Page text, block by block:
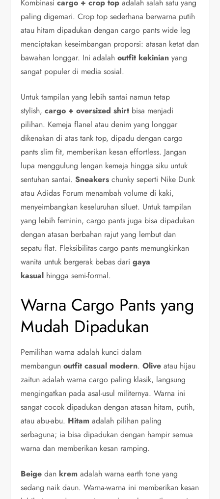
Kombinasicargo + crop top adalah salah satu yang
paling digemari. Crop top sederhana berwarna putih
atau hitam dipadukan dengan cargo pants wide leg
menciptakan keseimbangan proporsi: atasan ketat dan
bawahan longgar. Ini adalahoutfit kekinian yang
sangat populer di media sosial.
Untuk tampilan yang lebih santai namun tetap
stylish,cargo + oversized shirt bisa menjadi
pilihan. Kemeja flanel atau denim yang longgar
dikenakan di atas tank top, dipadu dengan cargo
pants slim fit, memberikan kesan effortless. Jangan
lupa menggulung lengan kemeja hingga siku untuk
sentuhan santai.Sneakers chunky seperti Nike Dunk
atau Adidas Forum menambah volume di kaki,
menyeimbangkan keseluruhan siluet. Untuk tampilan
yang lebih feminin, cargo pants juga bisa dipadukan
dengan atasan berbahan rajut yang lembut dan
sepatu flat. Fleksibilitas cargo pants memungkinkan
wanita untuk bergerak bebas darigaya
kasual hingga semi-formal.
Warna Cargo Pants yang
Mudah Dipadukan
Pemilihan warna adalah kunci dalam
membangunoutfit casual modern.Olive atau hijau
zaitun adalah warna cargo paling klasik, langsung
mengingatkan pada asal-usul militernya. Warna ini
sangat cocok dipadukan dengan atasan hitam, putih,
atau abu-abu. Hitam adalah pilihan paling
serbaguna; ia bisa dipadukan dengan hampir semua
warna dan memberikan kesan ramping.
Beige dan krem adalah warna earth tone yang
sedang naik daun. Warna-warna ini memberikan kesan